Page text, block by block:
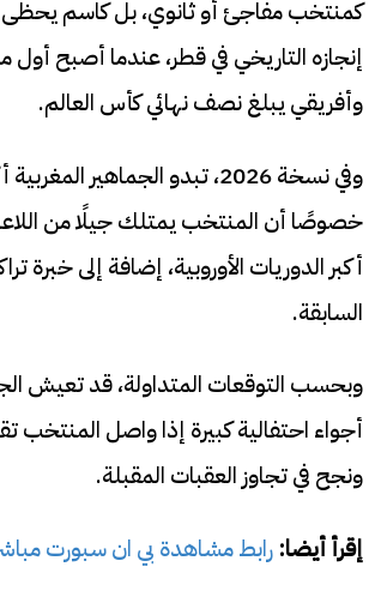
كمنتخب مفاجئ أو ثانوي، بل كاسم يحظى
إنجازه التاريخي في قطر، عندما أصبح
وأفريقي يبلغ نصف نهائي كأس العالم.
وفي نسخة 2026، تبدو الجماهير
خصوصًا أن المنتخب يمتلك جيلًا من
أكبر الدوريات الأوروبية، إضافة إلى خبرة
السابقة.
وبحسب التوقعات المتداولة، قد تعيش
أجواء احتفالية كبيرة إذا واصل
ونجح في تجاوز العقبات المقبلة.
إقرأ أيضا: رابط مشاهدة بي ان سبورت